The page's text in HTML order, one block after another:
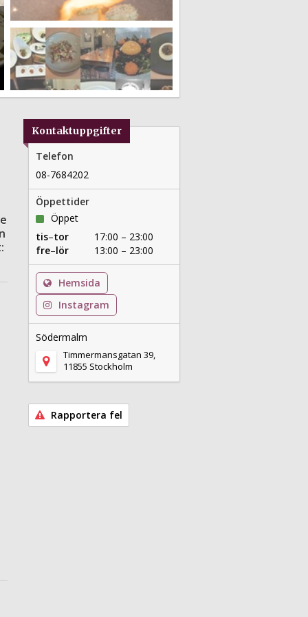
Kontaktuppgifter
Telefon
08-7684202
Öppettider
Öppet
tis–tor
17:00 – 23:00
fre–lör 13:00 – 23:00
Hemsida
Instagram
Södermalm
Timmermansgatan 39,
11855 Stockholm
Rapportera fel